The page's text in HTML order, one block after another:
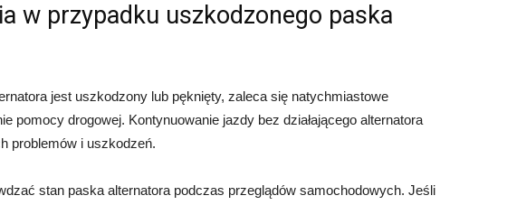
w przypadku uszkodzonego paska
jest uszkodzony lub pęknięty, zaleca się natychmiastowe
pomocy drogowej. Kontynuowanie jazdy bez działającego alternatora
problemów i uszkodzeń.
stan paska alternatora podczas przeglądów samochodowych. Jeśli